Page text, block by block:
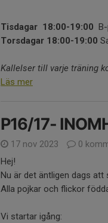
Tisdagar 18:00-19:00
Torsdagar 18:00-19:00
Kallelser till varje träning
Läs mer
P16/17-
17 nov 2023
0
Hej!
Nu är det äntligen dags
Alla pojkar och flickor
Vi startar igång: